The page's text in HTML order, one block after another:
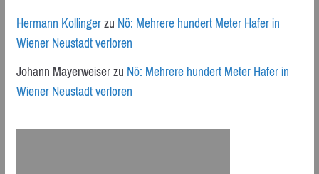
Hermann KollingerzuNö: Mehrere hundert Meter Hafer in
Wiener Neustadt verloren
Johann MayerweiserzuNö: Mehrere hundert Meter Hafer in
Wiener Neustadt verloren